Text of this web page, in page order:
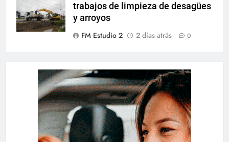
trabajos de limpieza de desagües
y arroyos
FM Estudio 2
2 días atrás 0